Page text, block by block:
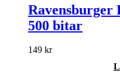
Ravensburger
500 bitar
149 kr